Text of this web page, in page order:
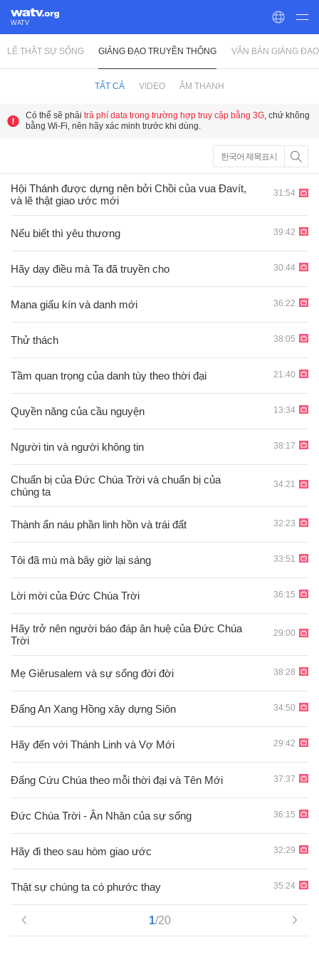
WATV
World Mission Society Church of God
LẼ THẬT SỰ SỐNG GIẢNG ĐẠO TRUYỀN THÔNG VĂN BẢN GIẢNG ĐẠO
TẤT CẢ VIDEO ÂM THANH
Có thể sẽ phải trả phí data trong trường hợp truy cập bằng 3G, chứ không
bằng Wi-Fi, nên hãy xác minh trước khi dùng.
한국어 제목표시
Hội Thánh được dựng nên bởi Chồi của vua Ðavít,
và lẽ thật giao ước mới
31:54
Nếu biết thì yêu thương 39:42
Hãy dạy điều mà Ta đã truyền cho 30:44
Mana giấu kín và danh mới 36:22
Thử thách 38:05
Tầm quan trọng của danh tùy theo thời đại 21:40
Quyền năng của cầu nguyện 13:34
Người tin và người không tin 38:17
Chuẩn bị của Đức Chúa Trời và chuẩn bị của
chúng ta
34:21
Thành ẩn náu phần linh hồn và trái đất 32:23
Tôi đã mù mà bây giờ lại sáng 33:51
Lời mời của Đức Chúa Trời 36:15
Hãy trở nên người báo đáp ân huệ của Đức Chúa
Trời
29:00
Mẹ Giêrusalem và sự sống đời đời 38:28
Đấng An Xang Hồng xây dựng Siôn 34:50
Hãy đến với Thánh Linh và Vợ Mới 29:42
Ðấng Cứu Chúa theo mỗi thời đại và Tên Mới 37:37
Đức Chúa Trời - Ân Nhân của sự sống 36:15
Hãy đi theo sau hòm giao ước 32:29
Thật sự chúng ta có phước thay 35:24
1/20